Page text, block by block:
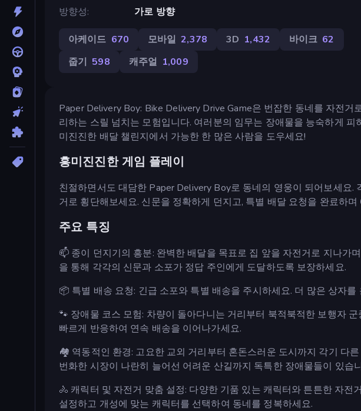
방향성
가로 방향
아케이드 670 모바일 2,378 3D 1,432 바이크 62
줍기 598 캐주얼 1,009
Paper Delivery Boy: Bike Delivery Drive Game은 번잡한 동네를 자전
리하는 스릴 넘치는 모험입니다. 여러분의 임무는 장애물을 능숙하게
미진진한 배달 챌린지에서 가능한 한 많은 사람을 도우세요!
흥미진진한 게임 플레이
친절하면서도 대담한 Paper Delivery Boy로 동네의 영웅이 되어보세요.
거로 횡단해보세요. 신문을 정확하게 던지고, 특별 배달 요청을 완료하
주요 특징
📫 종이 던지기의 흥분: 완벽한 배달을 목표로 집 앞을 자전거로 지나가
을 통해 각각의 신문과 소포가 정답 주인에게 도달하도록 보장하세요.
📦 특별 배송 요청: 긴급 소포와 특별 배송을 주시하세요. 더 많은 상자
🐾 장애물 코스 모험: 차량이 돌아다니는 거리부터 북적북적한 보행자
빠르게 반응하여 연속 배송을 이어나가세요.
🏘 역동적인 환경: 고요한 교외 거리부터 혼돈스러운 도시까지 각기 다
번화한 시장이 나란히 늘어선 어려운 산길까지 독특한 장애물들이 있습
🚴 캐릭터 및 자전거 맞춤 설정: 다양한 기품 있는 캐릭터와 튼튼한 자전
설정하고 개성에 맞는 캐릭터를 선택하여 동네를 정복하세요.